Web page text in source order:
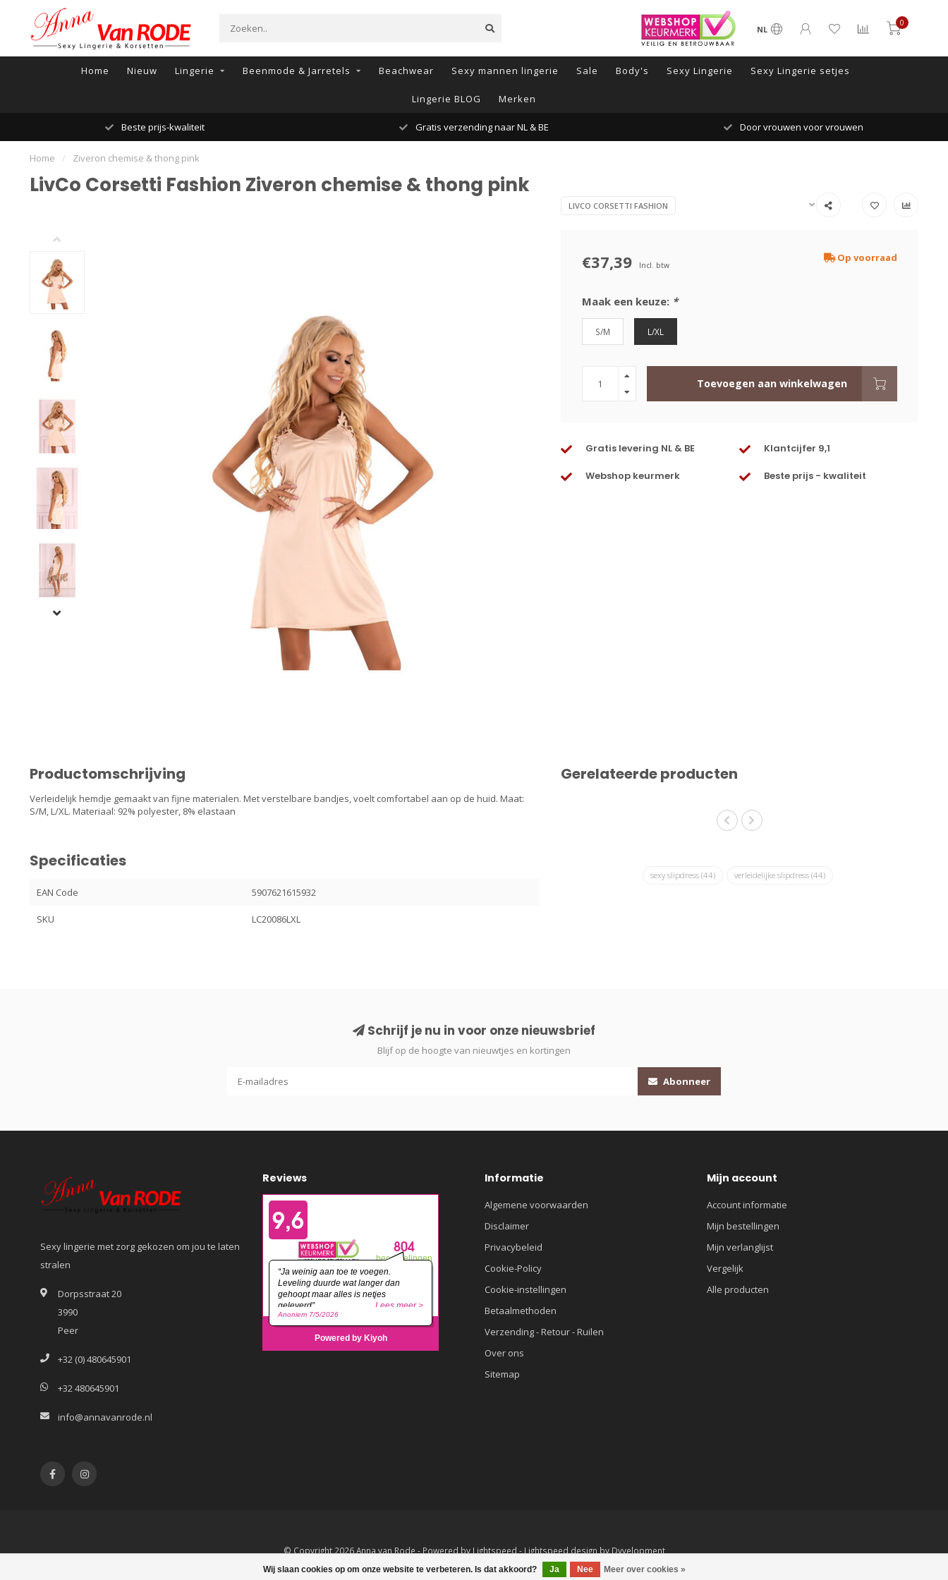
NL
0
Home Nieuw Lingerie Beenmode & Jarretels Beachwear Sexy mannen lingerie Sale Body's Sexy Lingerie Sexy Lingerie setjes
Lingerie BLOG Merken
Beste prijs-kwaliteit Gratis verzending naar NL & BE Door vrouwen voor vrouwen
Home / Ziveron chemise & thong pink
LivCo Corsetti Fashion Ziveron chemise & thong pink
LIVCO CORSETTI FASHION
€37,39 Incl. btw
Op voorraad
Maak een keuze: *
S/M L/XL
Toevoegen aan winkelwagen
Gratis levering NL & BE Klantcijfer 9,1
Webshop keurmerk Beste prijs - kwaliteit
Productomschrijving
Verleidelijk hemdje gemaakt van fijne materialen. Met verstelbare bandjes, voelt comfortabel aan op de huid. Maat:
S/M, L/XL. Materiaal: 92% polyester, 8% elastaan
Specificaties
EAN Code 5907621615932
SKU LC20086LXL
Gerelateerde producten
sexy slipdress (44) verleidelijke slipdress (44)
Wij slaan cookies op om onze website te verbeteren. Is dat akkoord? Ja Nee Meer over cookies »
Schrijf je nu in voor onze nieuwsbrief
Blijf op de hoogte van nieuwtjes en kortingen
Abonneer
Sexy lingerie met zorg gekozen om jou te laten
stralen
Dorpsstraat 20
3990
Peer
+32 (0) 480645901
+32 480645901
info@annavanrode.nl
Reviews Informatie
Algemene voorwaarden
Disclaimer
Privacybeleid
Cookie-Policy
Cookie-instellingen
Betaalmethoden
Verzending - Retour - Ruilen
Over ons
Sitemap
Mijn account
Account informatie
Mijn bestellingen
Mijn verlanglijst
Vergelijk
Alle producten
© Copyright 2026 Anna van Rode - Powered by Lightspeed - Lightspeed design by Dyvelopment